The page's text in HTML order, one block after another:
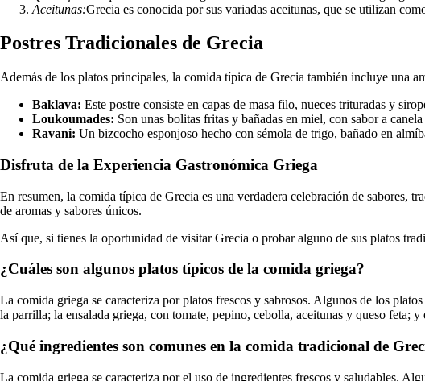
Aceitunas:Grecia es conocida por sus variadas aceitunas, que se utilizan
Postres Tradicionales de Grecia
Además de los platos principales, la comida típica de Grecia también incluye una
Baklava: Este postre consiste en capas de masa filo, nueces trituradas y
Loukoumades: Son unas bolitas fritas y bañadas en miel, con sabor a
Ravani: Un bizcocho esponjoso hecho con sémola de trigo, bañado en
Disfruta de la Experiencia Gastronómica Griega
En resumen, la comida típica de Grecia es una verdadera celebración de sabores,
de aromas y sabores únicos.
Así que, si tienes la oportunidad de visitar Grecia o probar alguno de sus platos
¿Cuáles son algunos platos típicos de la comida griega?
La comida griega se caracteriza por platos frescos y sabrosos. Algunos de los
la parrilla; la ensalada griega, con tomate, pepino, cebolla, aceitunas y queso feta;
¿Qué ingredientes son comunes en la comida tradicional de
La comida griega se caracteriza por el uso de ingredientes frescos y saludables.